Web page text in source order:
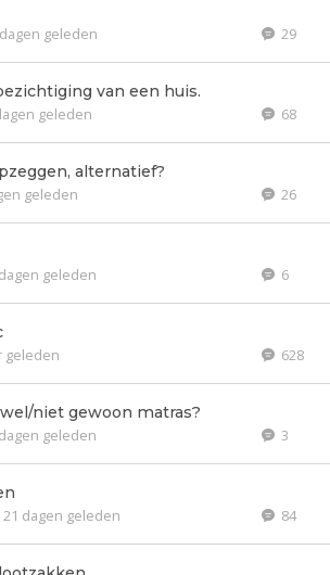
geleden 29
van een huis.
geleden 68
alternatief?
geleden 26
geleden 6
geleden 628
niet gewoon matras?
geleden 3
21 dagen geleden 84